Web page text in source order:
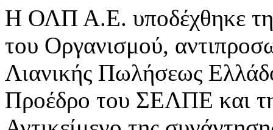
Η ΟΛΠ Α.Ε. υποδέχθηκε
του Οργανισμού,
Λιανικής Πωλήσεως
Προέδρο του ΣΕΛΠΕ και